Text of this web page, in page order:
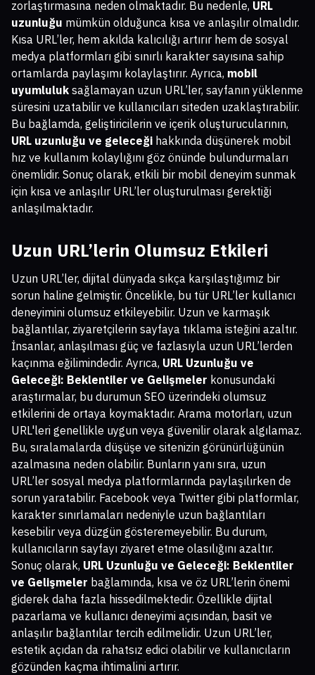
zorlaştırmasına neden olmaktadır. Bu nedenle, URL
uzunluğu mümkün olduğunca kısa ve anlaşılır olmalıdır.
Kısa URL’ler, hem akılda kalıcılığı artırır hem de sosyal
medya platformları gibi sınırlı karakter sayısına sahip
ortamlarda paylaşımı kolaylaştırır. Ayrıca, mobil
uyumluluk sağlamayan uzun URL’ler, sayfanın yüklenme
süresini uzatabilir ve kullanıcıları siteden uzaklaştırabilir.
Bu bağlamda, geliştiricilerin ve içerik oluşturucularının,
URL uzunluğu ve geleceği hakkında düşünerek mobil
hız ve kullanım kolaylığını göz önünde bulundurmaları
önemlidir. Sonuç olarak, etkili bir mobil deneyim sunmak
için kısa ve anlaşılır URL’ler oluşturulması gerektiği
anlaşılmaktadır.
Uzun URL’lerin Olumsuz Etkileri
Uzun URL’ler, dijital dünyada sıkça karşılaştığımız bir
sorun haline gelmiştir. Öncelikle, bu tür URL’ler kullanıcı
deneyimini olumsuz etkileyebilir. Uzun ve karmaşık
bağlantılar, ziyaretçilerin sayfaya tıklama isteğini azaltır.
İnsanlar, anlaşılması güç ve fazlasıyla uzun URL’lerden
kaçınma eğilimindedir. Ayrıca, URL Uzunluğu ve
Geleceği: Beklentiler ve Gelişmeler konusundaki
araştırmalar, bu durumun SEO üzerindeki olumsuz
etkilerini de ortaya koymaktadır. Arama motorları, uzun
URL'leri genellikle uygun veya güvenilir olarak algılamaz.
Bu, sıralamalarda düşüşe ve sitenizin görünürlüğünün
azalmasına neden olabilir. Bunların yanı sıra, uzun
URL’ler sosyal medya platformlarında paylaşılırken de
sorun yaratabilir. Facebook veya Twitter gibi platformlar,
karakter sınırlamaları nedeniyle uzun bağlantıları
kesebilir veya düzgün gösteremeyebilir. Bu durum,
kullanıcıların sayfayı ziyaret etme olasılığını azaltır.
Sonuç olarak, URL Uzunluğu ve Geleceği: Beklentiler
ve Gelişmeler bağlamında, kısa ve öz URL’lerin önemi
giderek daha fazla hissedilmektedir. Özellikle dijital
pazarlama ve kullanıcı deneyimi açısından, basit ve
anlaşılır bağlantılar tercih edilmelidir. Uzun URL’ler,
estetik açıdan da rahatsız edici olabilir ve kullanıcıların
gözünden kaçma ihtimalini artırır.